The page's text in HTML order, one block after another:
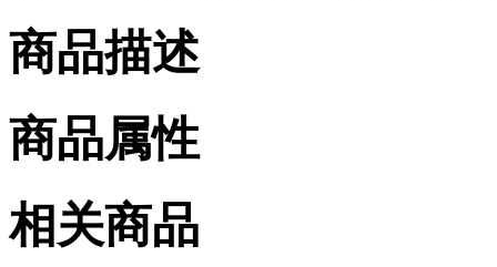
商品描述
商品属性
相关商品